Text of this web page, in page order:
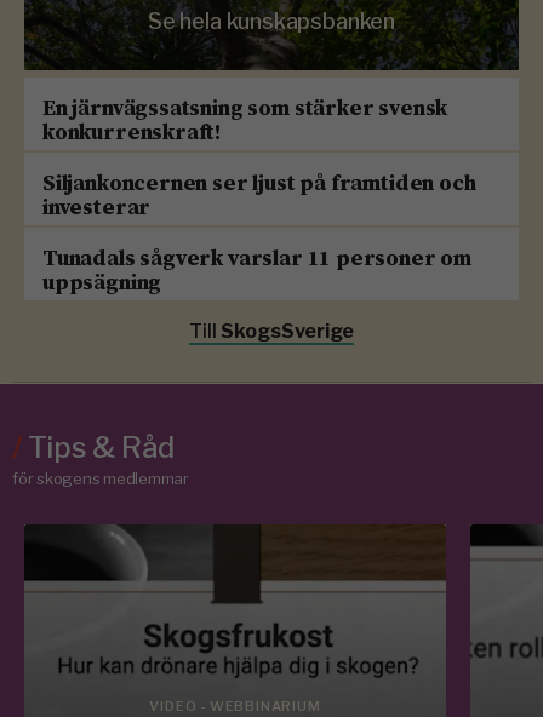
Se hela kunskapsbanken
En järnvägssatsning som stärker svensk
konkurrenskraft!
Siljankoncernen ser ljust på framtiden och
investerar
Tunadals sågverk varslar 11 personer om
uppsägning
Till SkogsSverige
/Tips & Råd
för skogens medlemmar
VIDEO - WEBBINARIUM